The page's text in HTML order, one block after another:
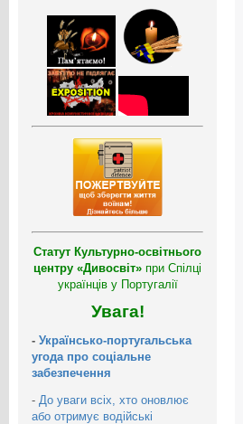
Статут Культурно-освітнього
центру «Дивосвіт» при Спілці
українців у Португалії
Увага!
- Українсько-португальська
угода про соціальне
забезпечення
- До уваги всіх, хто оновлює
або отримує водійські